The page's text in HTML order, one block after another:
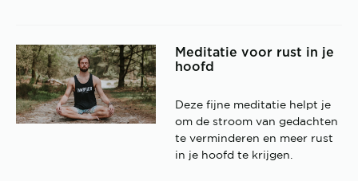
Meditatie voor rust in je
hoofd
Deze fijne meditatie helpt je
om de stroom van gedachten
te verminderen en meer rust
in je hoofd te krijgen.